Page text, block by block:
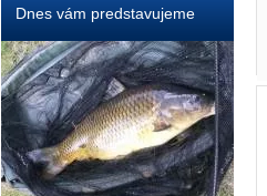
Dnes vám predstavujeme